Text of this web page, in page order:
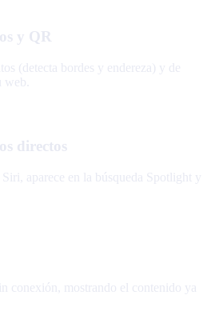
y QR
(detecta bordes y endereza) y de
directos
aparece en la búsqueda Spotlight y
conexión, mostrando el contenido ya